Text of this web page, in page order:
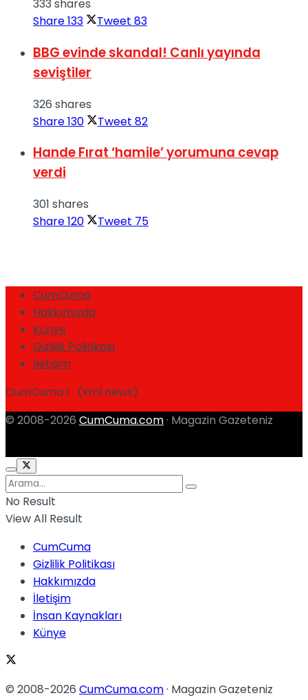
333 shares
Share133 Tweet 83
BBG evinde skandal! Canlı yayında
seviştiler
326 shares
Share130 Tweet 82
Hande Fırat ‘hamile’ yorumuna cevap
verdi
301 shares
Share120 Tweet 75
CumCuma
Hakkımızda
Künye
Gizlilik Politikası
İletişim
CumCuma | (xml news)
© 2008-2026 CumCuma.com · Magazin Gazeteniz
No Result
View All Result
CumCuma
Gizlilik Politikası
Hakkımızda
İletişim
İnsan Kaynakları
Künye
© 2008-2026 CumCuma.com· Magazin Gazeteniz